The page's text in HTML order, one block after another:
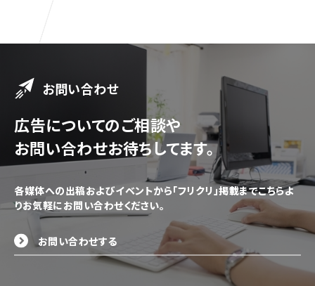
お問い合わせ
広告についてのご相談や
お問い合わせお待ちしてます。
各媒体への出稿およびイベントから「フリクリ」掲載までこちらよ
りお気軽にお問い合わせください。
お問い合わせする